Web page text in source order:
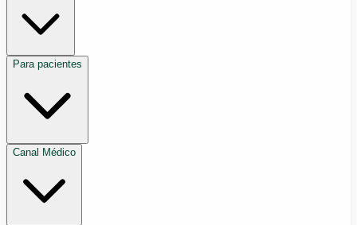
Para pacientes
Canal Médico